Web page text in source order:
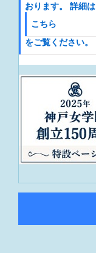
おります。 詳細は
こちら
をご覧ください。